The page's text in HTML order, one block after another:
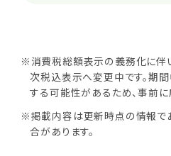
※消費税総額表示の義務化に伴
次税込表示へ変更中です。期
する可能性があるため、事前に
※掲載内容は更新時点の情報で
合があります。